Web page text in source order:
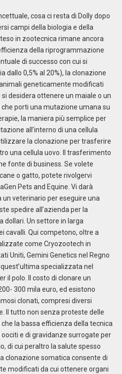
cosa ci resta di Dolly dopo
campi della biologia e della
in zootecnica rimane ancora
della riprogrammazione
di successo con cui si
dallo 0,5% al 20%), la clonazione
geneticamente modificati
desidera ottenere un maiale o un
porti una mutazione umana su
la maniera più semplice per
all’interno di una cellula
la clonazione per trasferire
una cellula uovo. Il trasferimento
fonte di business. Se volete
o gatto, potete rivolgervi
Pets and Equine. Vi darà
veterinario per eseguire una
spedire all’azienda per la
dollari. Un settore in larga
cavalli. Qui competono, oltre a
come Cryozootech in
Uniti, Gemini Genetics nel Regno
specializzata nel
il polo. Il costo di clonare un
300 mila euro, ed esistono
clonati, compresi diversi
Il tutto non senza proteste delle
la bassa efficienza della tecnica
e di gravidanze surrogate per
di cui peraltro la salute spesso
clonazione somatica consente di
modificati da cui ottenere organi